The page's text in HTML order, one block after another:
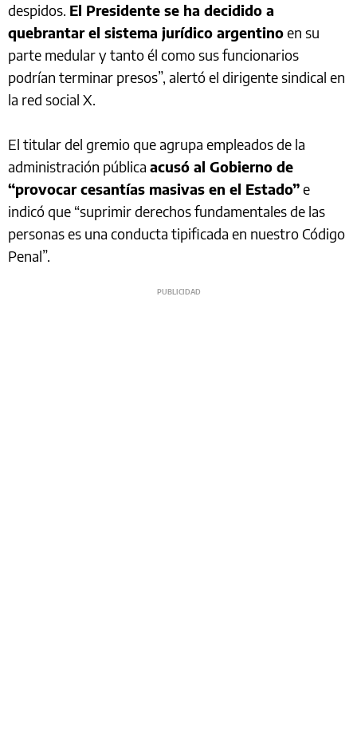
despidos. El Presidente se ha decidido a
quebrantar el sistema jurídico argentinoen su
parte medular y tanto él como sus funcionarios
podrían terminar presos”, alertó el dirigente sindical en
la red social X.
El titular del gremio que agrupa empleados de la
administración pública acusó al Gobierno de
“provocar cesantías masivas en el Estado”e
indicó que “suprimir derechos fundamentales de las
personas es una conducta tipificada en nuestro Código
Penal”.